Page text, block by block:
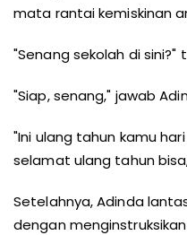
mata rantai kemiskinan
"Senang sekolah di sini?"
"Siap, senang," jawab
"Ini ulang tahun kamu
selamat ulang tahun
Setelahnya, Adinda
dengan